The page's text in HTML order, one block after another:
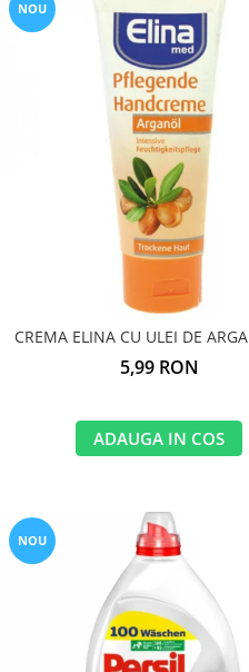
NOU
CREMA ELINA CU ULEI DE
5,99 RON
ADAUGA IN COS
NOU